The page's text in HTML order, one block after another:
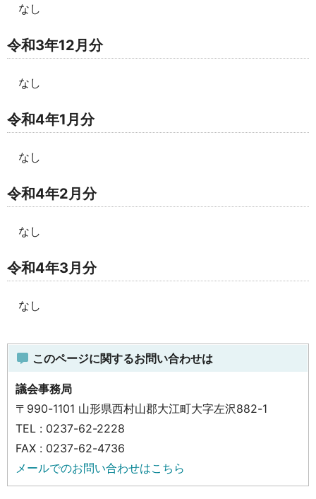
なし
令和3年12月分
なし
令和4年1月分
なし
令和4年2月分
なし
令和4年3月分
なし
このページに関するお問い合わせは
議会事務局
〒990-1101 山形県西村山郡大江町大字左沢882-1
TEL : 0237-62-2228
FAX : 0237-62-4736
メールでのお問い合わせはこちら